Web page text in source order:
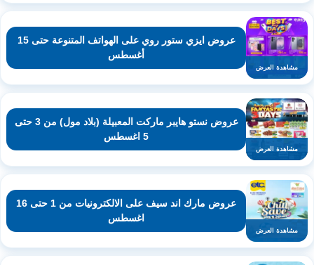
مشاهدة العرض
عروض ايزي ستور روي على الهواتف المتنوعة حتى 15
أغسطس
مشاهدة العرض
عروض نستو هايبر ماركت المعبيلة (بلاد مول) من 3 حتى
5 اغسطس
مشاهدة العرض
عروض مارك اند سيف على الالكترونيات من 1 حتى 16
اغسطس